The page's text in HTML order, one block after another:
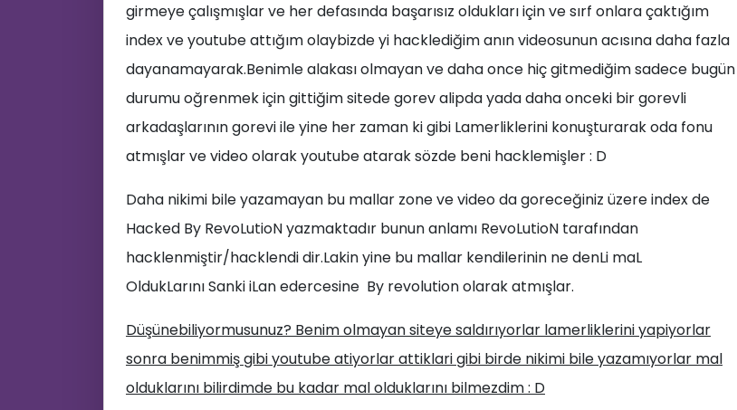
📝
💬
girmeye çalışmışlar ve her defasında başarısız oldukları için ve sırf onlara çaktığım
index ve youtube attığım olaybizde yi hacklediğim anın videosunun acısına daha fazla
dayanamayarak.Benimle alakası olmayan ve daha once hiç gitmediğim sadece bugün
durumu oğrenmek için gittiğim sitede gorev alipda yada daha onceki bir gorevli
arkadaşlarının gorevi ile yine her zaman ki gibi Lamerliklerini konuşturarak oda fonu
atmışlar ve video olarak youtube atarak sözde beni hacklemişler : D
Daha nikimi bile yazamayan bu mallar zone ve video da goreceğiniz üzere index de
Hacked By RevoLutioN yazmaktadır bunun anlamı RevoLutioN tarafından
hacklenmiştir/hacklendi dir.Lakin yine bu mallar kendilerinin ne denLi maL
OldukLarını Sanki iLan edercesine By revolution olarak atmışlar.
Düşünebiliyormusunuz? Benim olmayan siteye saldırıyorlar lamerliklerini yapiyorlar
sonra benimmiş gibi youtube atiyorlar attiklari gibi birde nikimi bile yazamıyorlar mal
olduklarını bilirdimde bu kadar mal olduklarını bilmezdim : D